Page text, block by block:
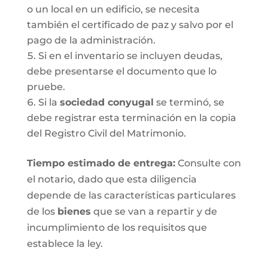
o un local en un edificio, se necesita
también el certificado de paz y salvo por el
pago de la administración.
Si en el inventario se incluyen deudas,
debe presentarse el documento que lo
pruebe.
Si la sociedad conyugal se terminó, se
debe registrar esta terminación en la copia
del Registro Civil del Matrimonio.
Tiempo estimado de entrega:Consulte con
el notario, dado que esta diligencia
depende de las características particulares
de los bienes que se van a repartir y de
incumplimiento de los requisitos que
establece la ley.